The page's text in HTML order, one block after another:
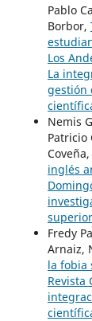
Pablo
Borbor,
Los
La
gestión
Nemis
Patricio
Coveña,
inglés
superior
Fredy
Arnaiz,
la fobia
Revista